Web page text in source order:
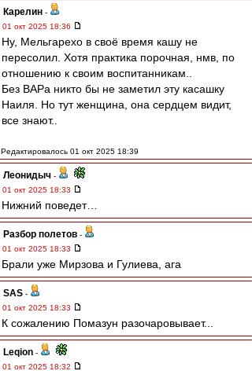
Карелин -
01 окт 2025 18:36
Ну, Мельгарехо в своё время кашу не
пересолил. Хотя практика порочная, нмв, по
отношению к своим воспитанникам..
Без ВАРа никто бы не заметил эту касашку
Наиля. Но тут женщина, она сердцем видит,
все знают..
Редактировалось 01 окт 2025 18:39
Леонидыч -
01 окт 2025 18:33
Нижний поведет…
Разбор полетов -
01 окт 2025 18:33
Брали уже Мирзова и Гулиева, ага
SAS -
01 окт 2025 18:33
К сожалению Помазун разочаровывает...
Leqion -
01 окт 2025 18:32